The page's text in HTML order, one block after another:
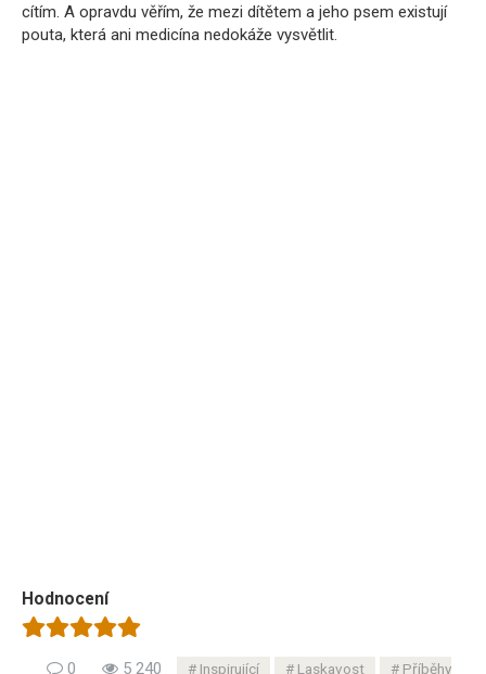
cítím. A opravdu věřím, že mezi dítětem a jeho psem existují
pouta, která ani medicína nedokáže vysvětlit.
Hodnocení
0 5 240 Inspirující Laskavost
Příběhy